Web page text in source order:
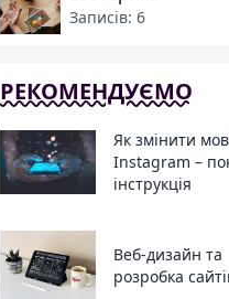
Записів: 6
РЕКОМЕНДУЄМО
Як змінити
Instagram –
інструкція
Веб-дизайн та
розробка